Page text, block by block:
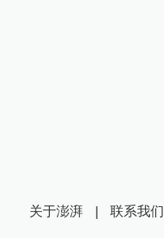
关于澎湃 | 联系我们